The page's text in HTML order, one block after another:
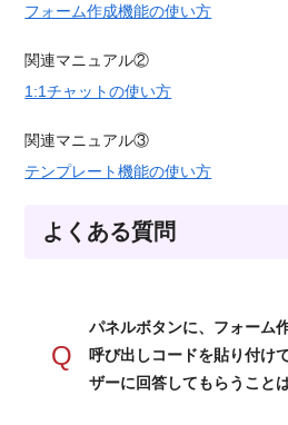
フォーム作成機能の使い方
関連マニュアル②
1:1チャットの使い方
関連マニュアル③
テンプレート機能の使い方
よくある質問
Q
パネルボタンに、フォーム
呼び出しコードを貼り付け
ザーに回答してもらうこと